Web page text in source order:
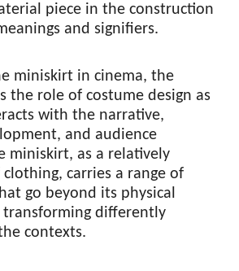
piece in the construction
and signifiers.
miniskirt in cinema, the
the role of costume design as
with the narrative,
and audience
miniskirt, as a relatively
carries a range of
go beyond its physical
transforming differently
contexts.